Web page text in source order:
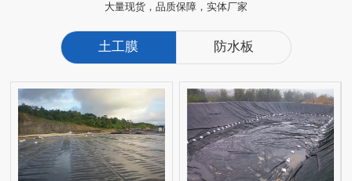
大量现货，品质保障，实体厂家
土工膜 防水板